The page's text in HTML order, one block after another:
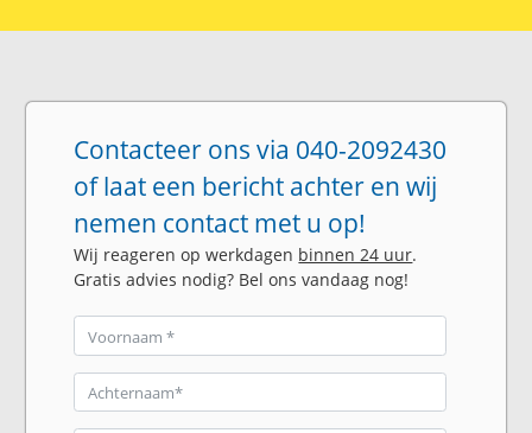
Contacteer ons via 040-2092430
of laat een bericht achter en wij
nemen contact met u op!
Wij reageren op werkdagen binnen 24 uur.
Gratis advies nodig? Bel ons vandaag nog!